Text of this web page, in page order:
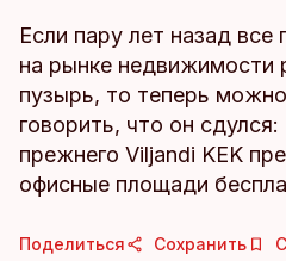
Если пару лет назад все
на рынке недвижимости
пузырь, то теперь
говорить, что он
прежнего Viljandi KEK
офисные площади
Поделиться Сохранить